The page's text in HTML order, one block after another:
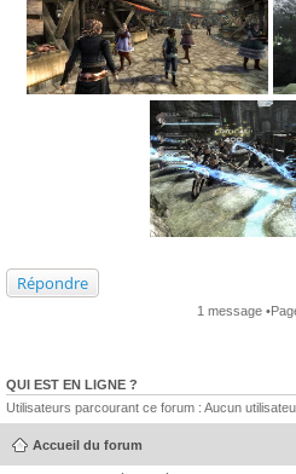
Répondre
1 message
QUI EST EN LIGNE ?
Utilisateurs parcourant ce forum : Aucun
Accueil du forum